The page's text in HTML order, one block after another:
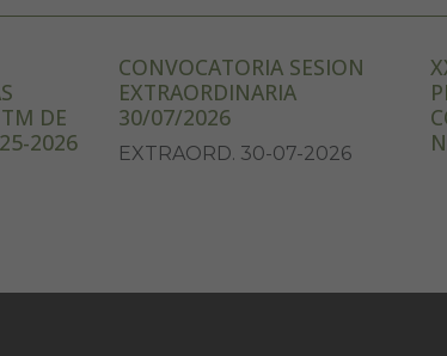
DE
2026
CONVOCATORIA SESION
EXTRAORDINARIA
30/07/2026
EXTRAORD. 30-07-2026